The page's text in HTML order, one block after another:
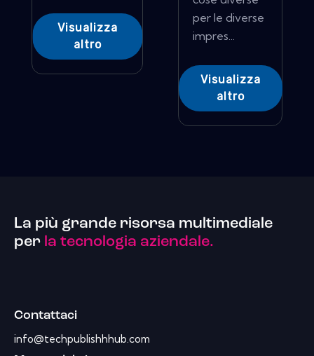
Visualizza
altro
per le diverse
impres...
Visualizza
altro
La più grande risorsa multimediale
per la tecnologia aziendale.
Contattaci
info@techpublishhhub.com